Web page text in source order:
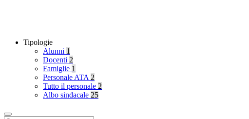
Tipologie
Alunni 1
Docenti 2
Famiglie 1
Personale ATA 2
Tutto il personale 2
Albo sindacale 25